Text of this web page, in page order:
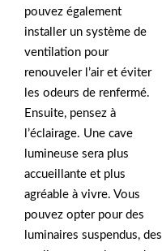
pouvez également
installer un système de
ventilation pour
renouveler l’air et éviter
les odeurs de renfermé.
Ensuite, pensez à
l’éclairage. Une cave
lumineuse sera plus
accueillante et plus
agréable à vivre. Vous
pouvez opter pour des
luminaires suspendus, des